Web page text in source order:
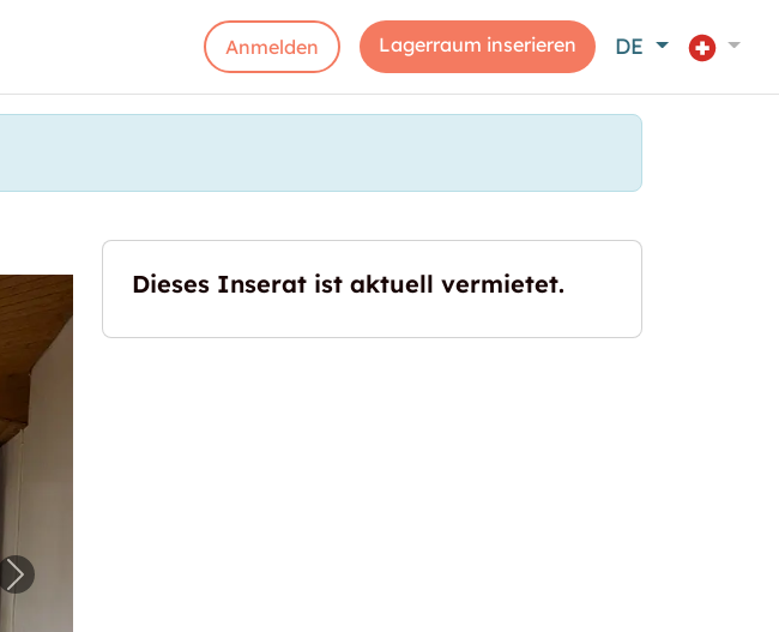
Anmelden Lagerraum inserieren DE
Nächstes Bild für "30m2 Lagerraum Binz - Im Gassacher 7"
Dieses Inserat ist aktuell vermietet.